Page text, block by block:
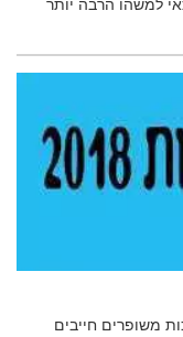
למשהו הרבה יותר
משופרים חייבים